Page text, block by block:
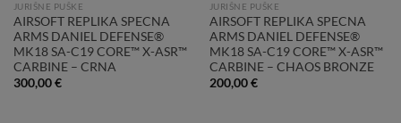
JURIŠNE PUŠKE
AIRSOFT REPLIKA SPECNA
ARMS DANIEL DEFENSE®
MK18 SA-C19 CORE™ X-ASR™
CARBINE – CRNA
300,00€
JURIŠNE PUŠKE
AIRSOFT REPLIKA SPECNA
ARMS DANIEL DEFENSE®
MK18 SA-C19 CORE™ X-ASR™
CARBINE – CHAOS BRONZE
200,00€